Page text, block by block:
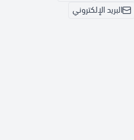
البريد الإلكتروني